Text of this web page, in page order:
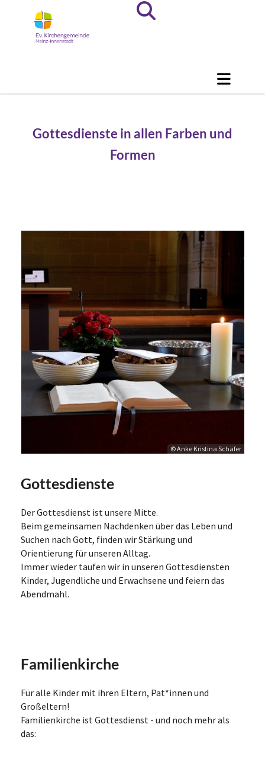
Gottesdienste in allen Farben und
Formen
© Anke Kristina Schäfer
Gottesdienste
Der Gottesdienst ist unsere Mitte.
Beim gemeinsamen Nachdenken über das Leben und
Suchen nach Gott, finden wir Stärkung und
Orientierung für unseren Alltag.
Immer wieder taufen wir in unseren Gottesdiensten
Kinder, Jugendliche und Erwachsene und feiern das
Abendmahl.
Familienkirche
Für alle Kinder mit ihren Eltern, Pat*innen und
Großeltern!
Familienkirche ist Gottesdienst - und noch mehr als
das: